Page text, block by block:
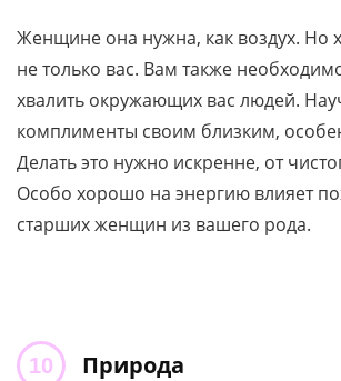
Женщине она нужна, как воздух. Но
не только вас. Вам также
хвалить окружающих вас людей.
комплименты своим близким,
Делать это нужно искренне, от
Особо хорошо на энергию влияет
старших женщин из вашего рода.
Природа